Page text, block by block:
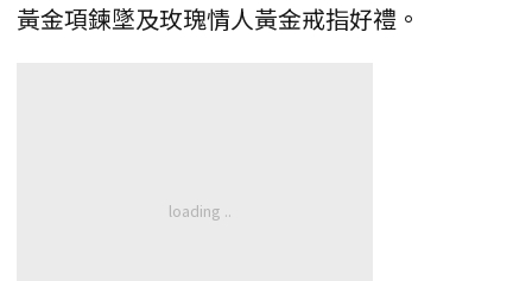
黃金項鍊墜及玫瑰情人黃金戒指好禮。